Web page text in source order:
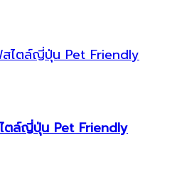
ตล์ญี่ปุ่น Pet Friendly